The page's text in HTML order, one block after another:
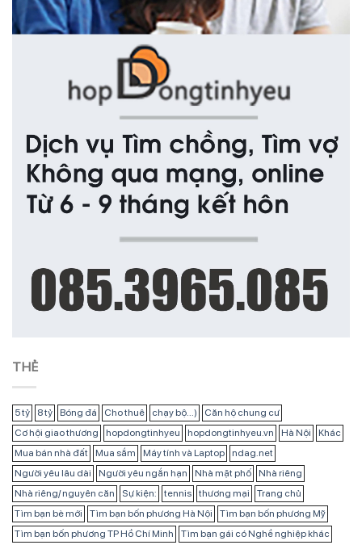
THẺ
5 tỷ 8 tỷ Bóng đá Cho thuê chạy bộ...)
Căn hộ chung cư
Cơ hội giao thương
hopdongtinhyeu hopdongtinhyeu.vn Hà Nội
Khác
Mua bán nhà đất
Mua sắm Máy tính và Laptop
ndag.net
Người yêu lâu dài
Người yêu ngắn hạn Nhà mặt phố
Nhà riêng
Nhà riêng/ nguyên căn
Sự kiện: tennis thương mại
Trang chủ
Tìm bạn bè mới
Tìm bạn bốn phương Hà Nội
Tìm bạn bốn phương Mỹ
Tìm bạn bốn phương TP Hồ Chí Minh
Tìm bạn gái có Nghề nghiệp khác